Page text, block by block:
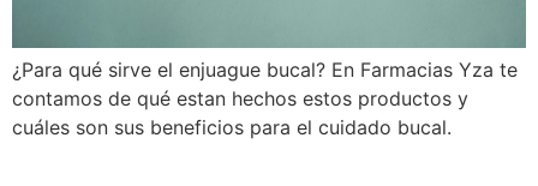
¿Para qué sirve el enjuague bucal? En Farmacias Yza te
contamos de qué estan hechos estos productos y
cuáles son sus beneficios para el cuidado bucal.